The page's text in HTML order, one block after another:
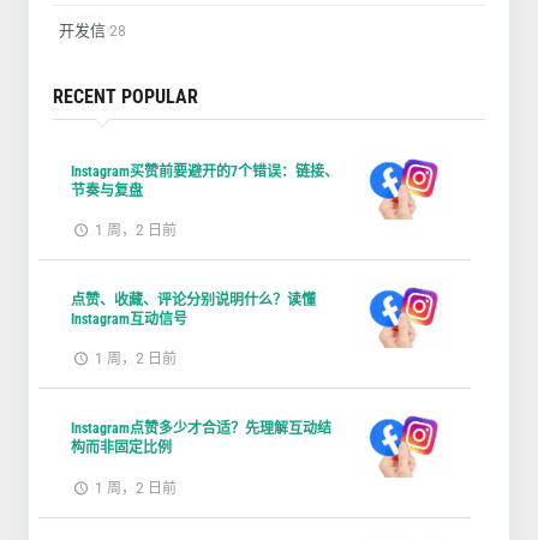
开发信 28
RECENT POPULAR
Instagram买赞前要避开的7个错误：链接、
节奏与复盘
1 周，2 日前
点赞、收藏、评论分别说明什么？读懂
Instagram互动信号
1 周，2 日前
Instagram点赞多少才合适？先理解互动结
构而非固定比例
1 周，2 日前